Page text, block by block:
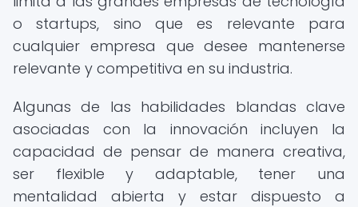
o startups, sino que es relevante para
cualquier empresa que desee mantenerse
relevante y competitiva en su industria.
Algunas de las habilidades blandas clave
asociadas con la innovación incluyen la
capacidad de pensar de manera creativa,
ser flexible y adaptable, tener una
mentalidad abierta y estar dispuesto a